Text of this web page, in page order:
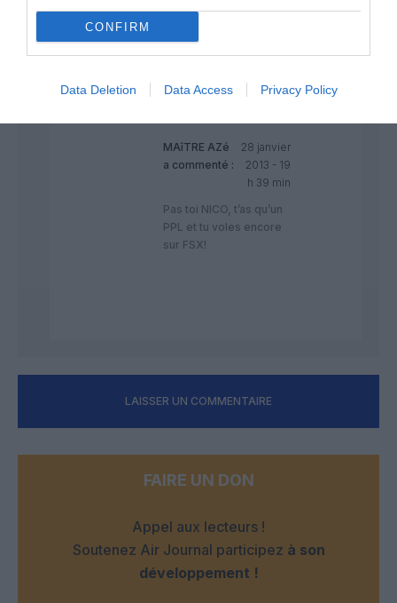
CONFIRM
Data Deletion Data Access Privacy Policy
Par contre je vous rejoins tout à
fait sur le différentiel de culture
RÉPONDRE
MAîTRE AZé
a commenté :
28 janvier
2013 - 19
h 39 min
Pas toi NICO, t’as qu’un
PPL et tu voles encore
sur FSX!
LAISSER UN COMMENTAIRE
FAIRE UN DON
Appel aux lecteurs !
Soutenez Air Journal participez à son
développement !